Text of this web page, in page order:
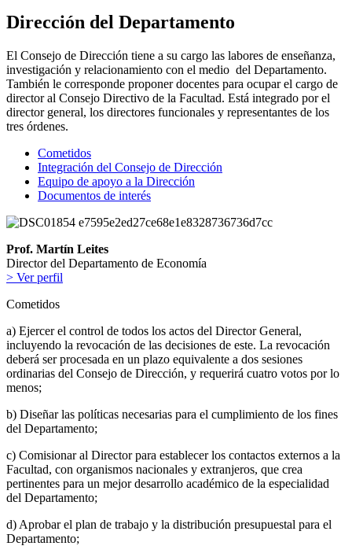
Dirección del Departamento
El Consejo de Dirección tiene a su cargo las labores de enseñanza,
investigación y relacionamiento con el medio del Departamento.
También le corresponde proponer docentes para ocupar el cargo de
director al Consejo Directivo de la Facultad. Está integrado por el
director general, los directores funcionales y representantes de los
tres órdenes.
Cometidos
Integración del Consejo de Dirección
Equipo de apoyo a la Dirección
Documentos de interés
Prof. Martín Leites
Director del Departamento de Economía
> Ver perfil
Cometidos
a) Ejercer el control de todos los actos del Director General,
incluyendo la revocación de las decisiones de este. La revocación
deberá ser procesada en un plazo equivalente a dos sesiones
ordinarias del Consejo de Dirección, y requerirá cuatro votos por lo
menos;
b) Diseñar las políticas necesarias para el cumplimiento de los fines
del Departamento;
c) Comisionar al Director para establecer los contactos externos a la
Facultad, con organismos nacionales y extranjeros, que crea
pertinentes para un mejor desarrollo académico de la especialidad
del Departamento;
d) Aprobar el plan de trabajo y la distribución presupuestal para el
Departamento;